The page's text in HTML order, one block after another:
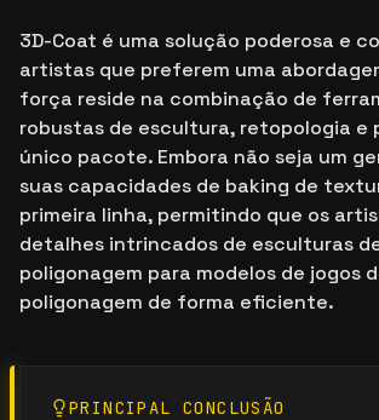
3D-Coat é uma solução poderosa e
artistas que preferem uma
força reside na combinação de
robustas de escultura, retopologia e
único pacote. Embora não seja um
suas capacidades de baking de
primeira linha, permitindo que os
detalhes intrincados de esculturas
poligonagem para modelos de jogos
poligonagem de forma eficiente.
PRINCIPAL CONCLUSÃO